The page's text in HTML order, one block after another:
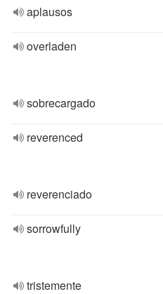
aplausos
overladen
sobrecargado
reverenced
reverenciado
sorrowfully
tristemente